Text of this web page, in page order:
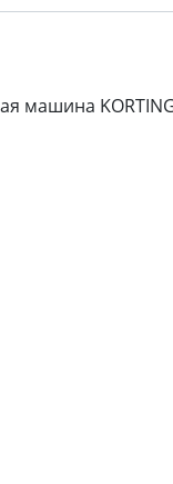
машина